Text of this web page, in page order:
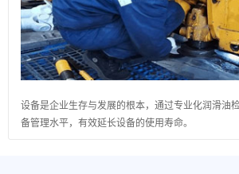
设备是企业生存与发展的根本，通过专业化润滑油
备管理水平，有效延长设备的使用寿命。